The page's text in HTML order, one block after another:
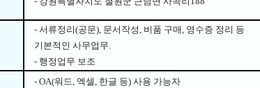
- 서류정리(공문), 문서작성 비품 구매 영수증 정리 등
기본적인 사무업무
- 행정업무 보조
- OA(워드 엑셀 한글 등) 사용 가능자